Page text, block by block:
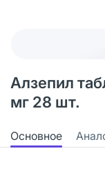
Алзепил
мг 28 шт.
Основное